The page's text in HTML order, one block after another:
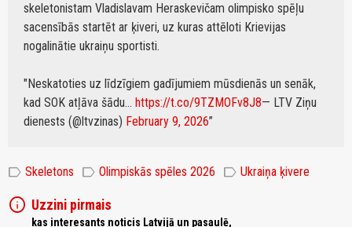
skeletonistam Vladislavam Heraskevičam olimpisko spēļu
sacensībās startēt ar ķiveri, uz kuras attēloti Krievijas
nogalinātie ukraiņu sportisti.
"Neskatoties uz līdzīgiem gadījumiem mūsdienās un senāk,
kad SOK atļāva šādu… https://t.co/9TZMOFv8J8— LTV Ziņu
dienests (@ltvzinas) February 9, 2026
label Skeletons label Olimpiskās spēles 2026 label Ukraiņa ķivere
info Uzzini pirmais
kas interesants noticis Latvijā un pasaulē,